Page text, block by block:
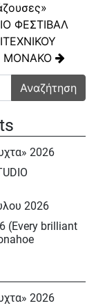
ΦΕΣΤΙΒΑΛ
ΜΟΝΑΚΟ
2026
2026
(Every brilliant
2026